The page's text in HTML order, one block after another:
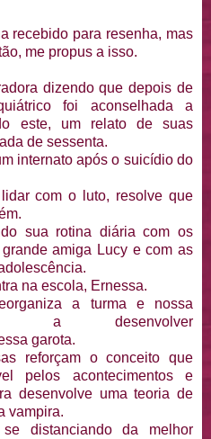
recebido para resenha, mas
me propus a isso.
dizendo que depois de
foi aconselhada a
este, um relato de suas
de sessenta.
internato após o suicídio do
com o luto, resolve que
sua rotina diária com os
amiga Lucy e com as
na escola, Ernessa.
a turma e nossa
a desenvolver
garota.
reforçam o conceito que
pelos acontecimentos e
desenvolve uma teoria de
vampira.
distanciando da melhor